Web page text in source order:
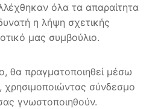
όλα τα απαραίτητα
η λήψη σχετικής
μας συμβούλιο.
θα πραγματοποιηθεί μέσω
σύνδεσμο
γνωστοποιηθούν.